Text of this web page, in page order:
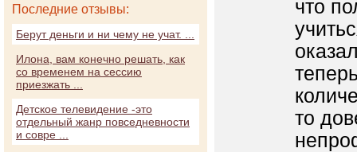
что
то
Последние отзывы:
Берут деньги и ни чему не учат. ...
Илона, вам конечно решать, как
со временем на сессию
приезжать ...
Детское телевидение -это
отдельный жанр повседневности
и совре ...